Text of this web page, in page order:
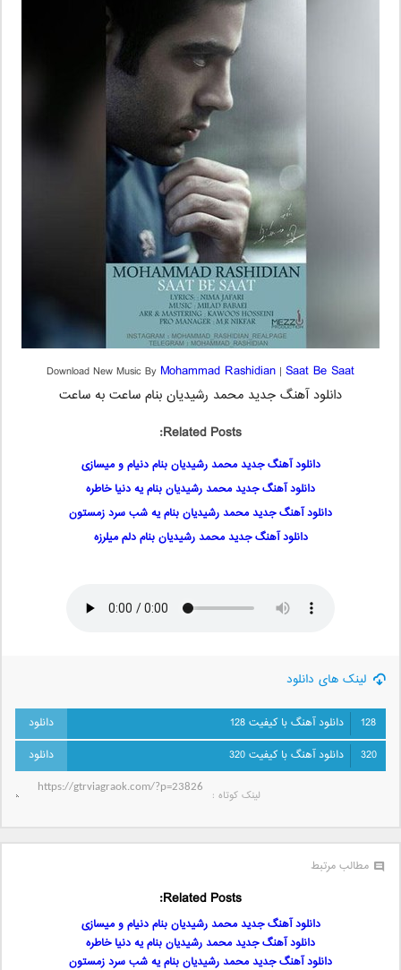
Download New Music By Mohammad Rashidian | Saat Be Saat
دانلود آهنگ جدید محمد رشیدیان بنام ساعت به ساعت
Related Posts:
دانلود آهنگ جدید محمد رشیدیان بنام دنیام و میسازی
دانلود آهنگ جدید محمد رشیدیان بنام یه دنیا خاطره
دانلود آهنگ جدید محمد رشیدیان بنام یه شب سرد زمستون
دانلود آهنگ جدید محمد رشیدیان بنام دلم میلرزه
لینک های دانلود
128
دانلود آهنگ با کیفیت 128
320
دانلود آهنگ با کیفیت 320
لینک کوتاه‌ :
مطالب مرتبط
Related Posts:
دانلود آهنگ جدید محمد رشیدیان بنام دنیام و میسازی
دانلود آهنگ جدید محمد رشیدیان بنام یه دنیا خاطره
دانلود آهنگ جدید محمد رشیدیان بنام یه شب سرد زمستون